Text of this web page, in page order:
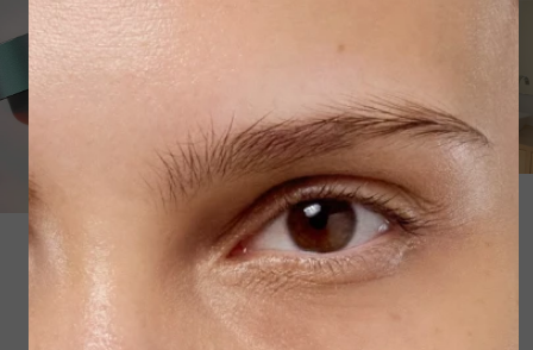
Dermalogica Prisma
Protect SPF30 50ml
€ 79,00
Back Applicator